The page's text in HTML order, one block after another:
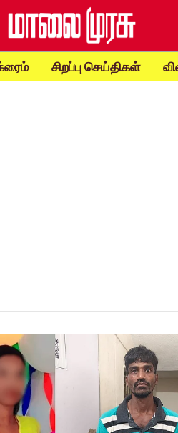
சிறப்பு செய்திகள்